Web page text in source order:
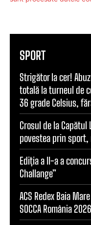
SPORT
Strigător la cer!
totală la turneul de
36 grade Celsius,
Crosul de la
povestea prin
Ediția a II-a a
Challange”
ACS Redex Baia
SOCCA România